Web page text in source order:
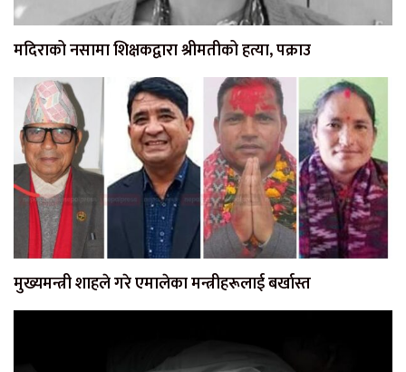
मदिराको नसामा शिक्षकद्वारा श्रीमतीको हत्या, पक्राउ
मुख्यमन्त्री शाहले गरे एमालेका मन्त्रीहरूलाई बर्खास्त